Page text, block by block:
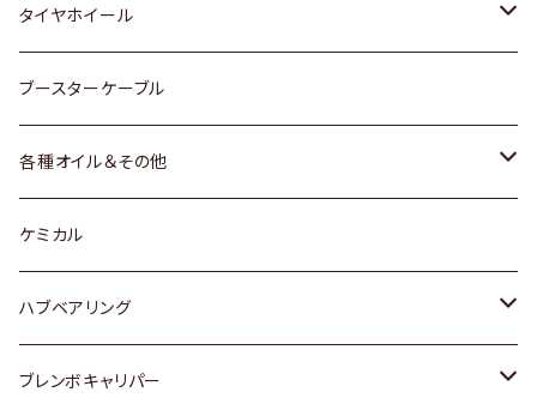
スバル
レクサス
三菱
スバル
ダイハツ
マツダ
三菱
スバル
ダイハツ
スバル
日産
ダイハツ
マツダ
日産
ダイハツ
マツダ
スバル
マツダ
タイヤホイール
トヨタ
ホンダ
スズキ
日産
ダイハツ
ブースターケーブル
各種オイル＆その他
ディーデル洗浄添加剤
ケミカル
ハブベアリング
トヨタ
ブレンボキャリパー